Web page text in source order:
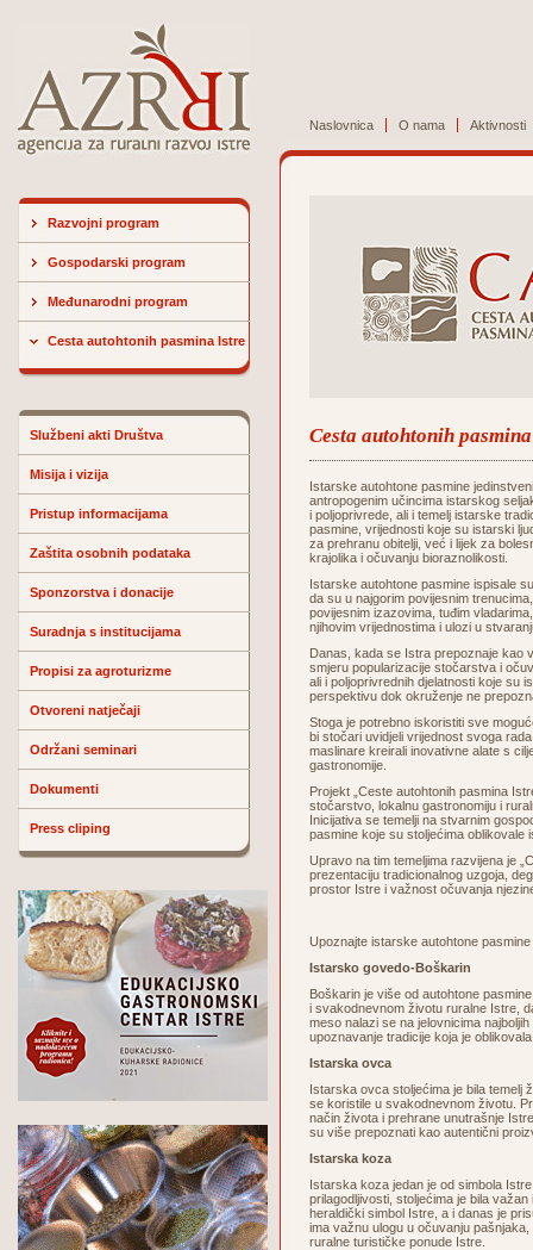
Naslovnica O nama Aktivnosti
Razvojni program
Gospodarski program
Međunarodni program
Cesta autohtonih pasmina Istre
Službeni akti Društva
Misija i vizija
Pristup informacijama
Zaštita osobnih podataka
Sponzorstva i donacije
Suradnja s institucijama
Propisi za agroturizme
Otvoreni natječaji
Održani seminari
Dokumenti
Press cliping
Cesta autohtonih
Istarske autohtone pasmine
antropogenim učincima istarskog
i poljoprivrede, ali i temelj istarske
pasmine, vrijednosti koje su istarski
za prehranu obitelji, već i lijek za
krajolika i očuvanju bioraznolikosti.
Istarske autohtone pasmine ispisale
da su u najgorim povijesnim
povijesnim izazovima, tuđim
njihovim vrijednostima i ulozi u
Danas, kada se Istra prepoznaje kao
smjeru popularizacije stočarstva i
ali i poljoprivrednih djelatnosti koje su
perspektivu dok okruženje ne
Stoga je potrebno iskoristiti sve
bi stočari uvidjeli vrijednost svoga
maslinare kreirali inovativne alate s
gastronomije.
Projekt „Ceste autohtonih pasmina
stočarstvo, lokalnu gastronomiju i
Inicijativa se temelji na stvarnim
pasmine koje su stoljećima oblikovale
Upravo na tim temeljima razvijena je
prezentaciju tradicionalnog uzgoja,
prostor Istre i važnost očuvanja
Upoznajte istarske autohtone pasmine
Istarsko govedo-Boškarin
Boškarin je više od autohtone
i svakodnevnom životu ruralne Istre,
meso nalazi se na jelovnicima
upoznavanje tradicije koja je
Istarska ovca
Istarska ovca stoljećima je bila temelj
se koristile u svakodnevnom životu.
način života i prehrane unutrašnje
su više prepoznati kao autentični
Istarska koza
Istarska koza jedan je od simbola
prilagodljivosti, stoljećima je bila
heraldički simbol Istre, a i danas je
ima važnu ulogu u očuvanju
ruralne turističke ponude Istre.